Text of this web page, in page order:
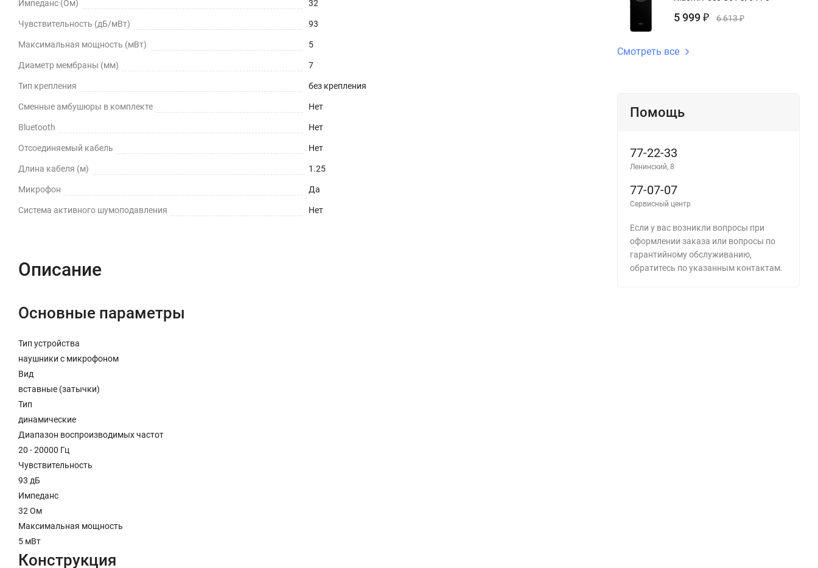
Импеданс (Ом) 32
Чувствительность (дБ/мВт) 93
Максимальная мощность (мВт) 5
Диаметр мембраны (мм) 7
Тип крепления без крепления
Сменные амбушюры в комплекте Нет
Bluetooth Нет
Отсоединяемый кабель Нет
Длина кабеля (м) 1.25
Микрофон Да
Cистема активного шумоподавления Нет
Описание
Основные параметры
Тип устройства
наушники с микрофоном
Вид
вставные (затычки)
Тип
динамические
Диапазон воспроизводимых частот
20 - 20000 Гц
Чувствительность
93 дБ
Импеданс
32 Ом
Максимальная мощность
5 мВт
Конструкция
5 999 ₽ 6 613₽
Смотреть все
Помощь
77-22-33
Ленинский, 8
77-07-07
Сервисный центр
Если у вас возникли вопросы при
оформлении заказа или вопросы по
гарантийному обслуживанию,
обратитесь по указанным контактам.